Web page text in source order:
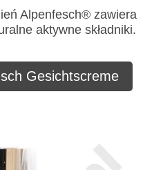
Alpenfesch® zawiera
aktywne składniki.
Gesichtscreme